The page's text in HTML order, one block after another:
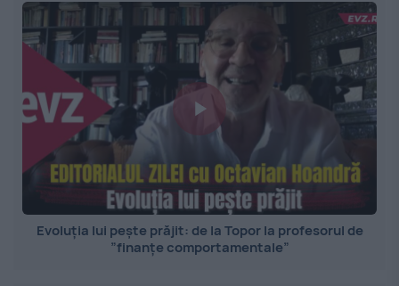
Evoluția lui pește prăjit: de la Topor la profesorul de
”finanțe comportamentale”